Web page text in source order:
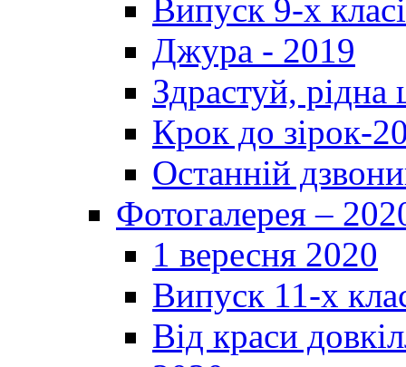
Випуск 9-х
Джура - 2019
Здрастуй,
Крок до зірок-
Останній
Фотогалерея –
1 вересня 2020
Випуск 11-х
Від краси